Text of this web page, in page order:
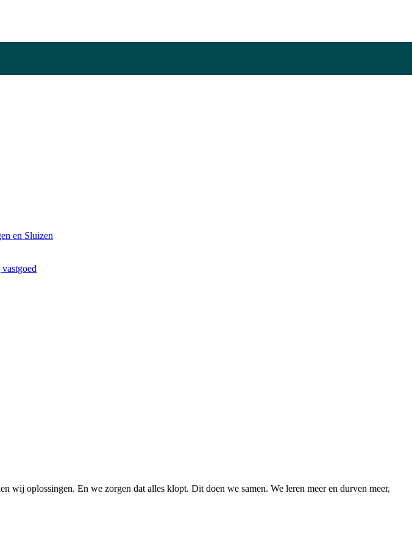
en Sluizen
wij oplossingen. En we zorgen dat alles klopt. Dit doen we samen. We leren meer en durven meer,